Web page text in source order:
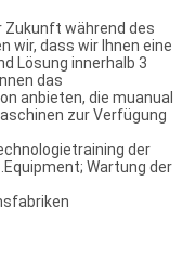
Zukunft während des
wir, dass wir Ihnen eine
Lösung innerhalb 3
das
anbieten, die muanual
zur Verfügung
der
Wartung der